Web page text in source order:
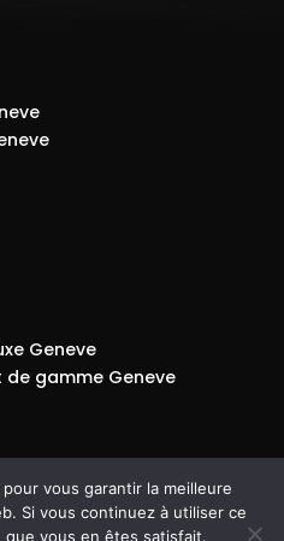
Geneve
gamme Geneve
légales - RGPD -
vous garantir la meilleure
Si vous continuez à utiliser ce
vous en êtes satisfait.